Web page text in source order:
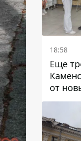
18:58
Еще
от